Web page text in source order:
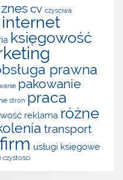
cv czysciwa
internet
księgowość
prawna
pakowanie
stron praca
reklama różne
transport
usługi księgowe
czystości